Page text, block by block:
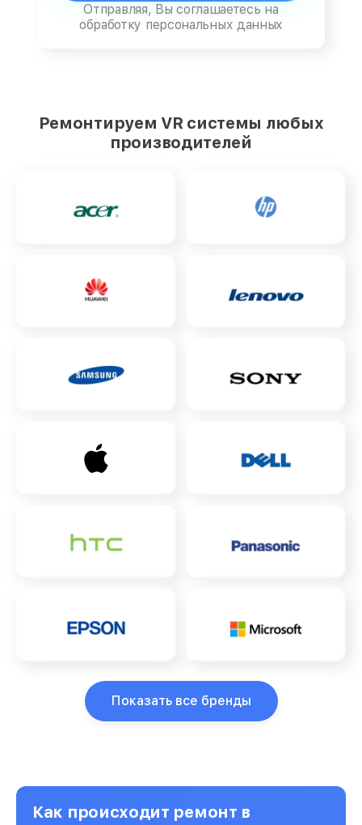
Отправляя, Вы соглашаетесь на
обработку персональных данных
Ремонтируем VR системы любых
производителей
Показать все бренды
Как происходит ремонт в